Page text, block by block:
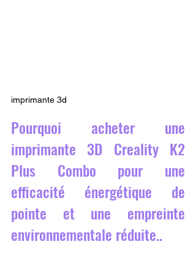
imprimante 3d
Pourquoi acheter une
imprimante 3D Creality K2
Plus Combo pour une
efficacité énergétique de
pointe et une empreinte
environnementale réduite..